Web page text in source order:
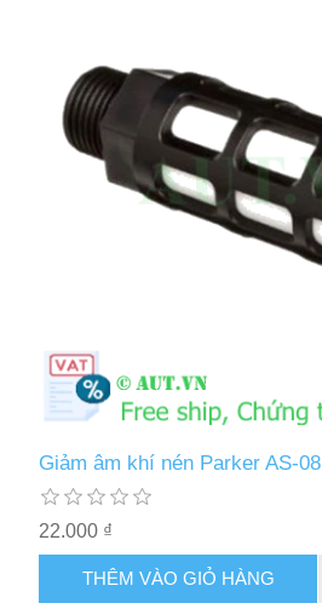
Giảm âm khí nén Parker AS-08
22.000 ₫
THÊM VÀO GIỎ HÀNG